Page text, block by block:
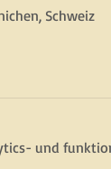
Schweiz
und